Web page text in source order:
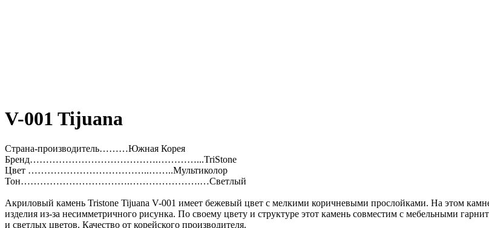
V-001 Tijuana
Страна-производитель………Южная Корея
Бренд………………………………….…………...TriStone
Цвет ………………………………..……..Мультиколор
Тон…………………………….………………….…Светлый
Акриловый камень Tristone Tijuana V-001 имеет бежевый цвет с мелкими коричневыми прослойками. На этом
изделия из-за несимметричного рисунка. По своему цвету и структуре этот камень совместим с мебельными
и светлых цветов. Качество от корейского производителя.